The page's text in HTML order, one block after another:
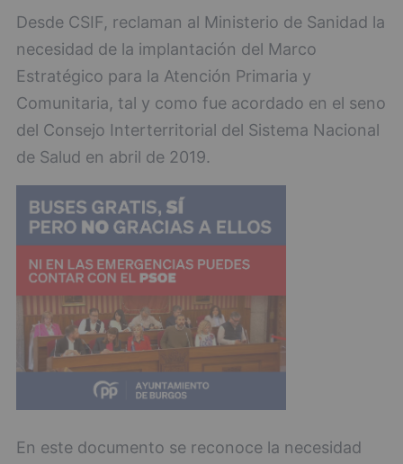
Desde CSIF, reclaman al Ministerio de Sanidad la
necesidad de la implantación del Marco
Estratégico para la Atención Primaria y
Comunitaria, tal y como fue acordado en el seno
del Consejo Interterritorial del Sistema Nacional
de Salud en abril de 2019.
En este documento se reconoce la necesidad